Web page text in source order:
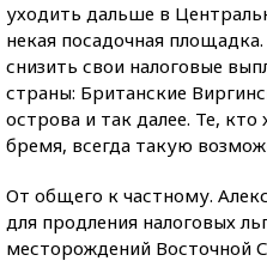
уходить дальше в
некая посадочная
снизить свои налоговые
страны: Британские
острова и так далее. Те, кто
бремя, всегда такую
От общего к частному.
для продления налоговых
месторождений Восточной